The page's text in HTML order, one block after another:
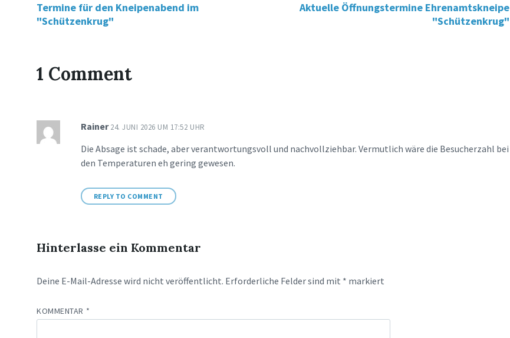
Termine für den Kneipenabend im
"Schützenkrug"
Aktuelle Öffnungstermine Ehrenamtskneipe
"Schützenkrug"
1 Comment
Rainer 24. JUNI 2026 UM 17:52 UHR
Die Absage ist schade, aber verantwortungsvoll und nachvollziehbar. Vermutlich wäre die Besucherzahl bei
den Temperaturen eh gering gewesen.
REPLY TO COMMENT
Hinterlasse ein Kommentar
Deine E-Mail-Adresse wird nicht veröffentlicht. Erforderliche Felder sind mit * markiert
KOMMENTAR *